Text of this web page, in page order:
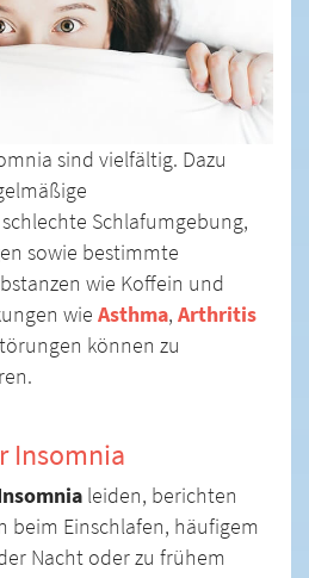
sind vielfältig. Dazu
Schlafumgebung,
sowie bestimmte
wie Koffein und
wie Asthma, Arthritis
können zu
Insomnia
leiden, berichten
beim Einschlafen, häufigem
Nacht oder zu frühem